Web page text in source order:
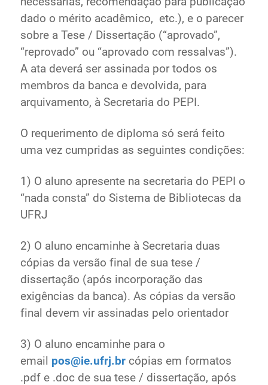
dado o mérito acadêmico, etc.), e o parecer
sobre a Tese / Dissertação (“aprovado”,
“reprovado” ou “aprovado com ressalvas”).
A ata deverá ser assinada por todos os
membros da banca e devolvida, para
arquivamento, à Secretaria do PEPI.
O requerimento de diploma só será feito
uma vez cumpridas as seguintes condições:
1) O aluno apresente na secretaria do PEPI o
“nada consta” do Sistema de Bibliotecas da
UFRJ
2) O aluno encaminhe à Secretaria duas
cópias da versão final de sua tese /
dissertação (após incorporação das
exigências da banca). As cópias da versão
final devem vir assinadas pelo orientador
3) O aluno encaminhe para o
email pos@ie.ufrj.brcópias em formatos
.pdf e .doc de sua tese / dissertação, após